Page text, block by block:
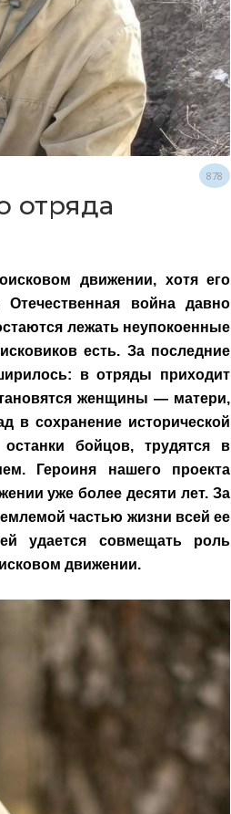
878
отряда
движении, хотя его
война давно
лежать неупокоенные
есть. За последние
в отряды приходит
женщины — матери,
в сохранение исторической
бойцов, трудятся в
Героиня нашего проекта
уже более десяти лет. За
частью жизни всей ее
удается совмещать роль
движении.